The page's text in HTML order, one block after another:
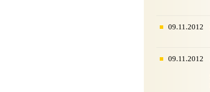
09.11.2012
09.11.2012